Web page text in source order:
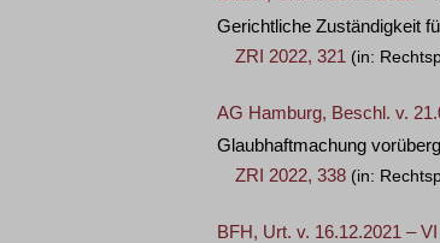
Gerichtliche Zuständigkeit
ZRI 2022, 321 (in:
AG Hamburg, Beschl. v.
Glaubhaftmachung
ZRI 2022, 338 (in:
BFH, Urt. v. 16.12.2021 –